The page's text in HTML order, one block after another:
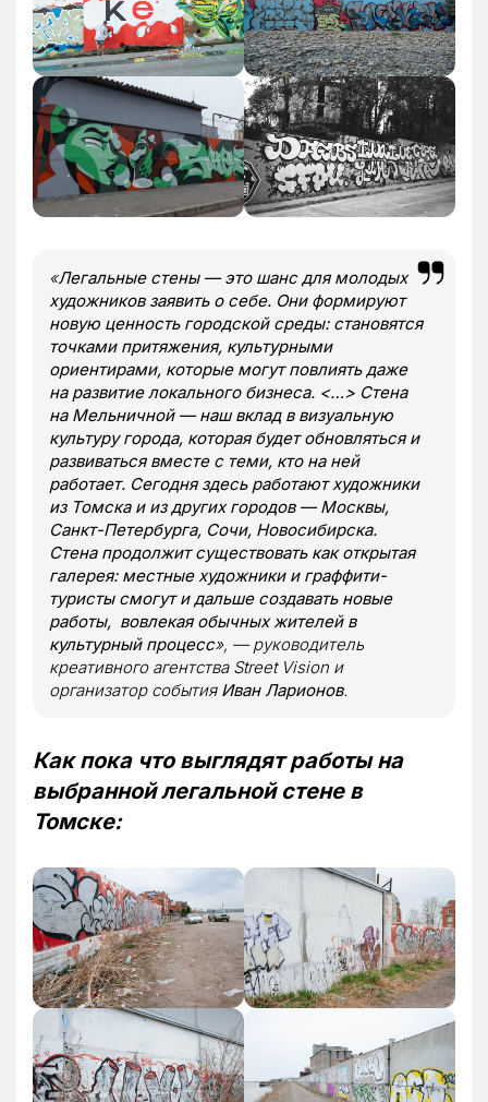
«Легальные стены — это шанс для молодых
художников заявить о себе. Они формируют
новую ценность городской среды: становятся
точками притяжения, культурными
ориентирами, которые могут повлиять даже
на развитие локального бизнеса. <…> Стена
на Мельничной — наш вклад в визуальную
культуру города, которая будет обновляться и
развиваться вместе с теми, кто на ней
работает. Сегодня здесь работают художники
из Томска и из других городов — Москвы,
Санкт-Петербурга, Сочи, Новосибирска.
Стена продолжит существовать как открытая
галерея: местные художники и граффити-
туристы смогут и дальше создавать новые
работы, вовлекая обычных жителей в
культурный процесс», — руководитель
креативного агентства Street Vision и
организатор события Иван Ларионов.
Как пока что выглядят работы на
выбранной легальной стене в
Томске: